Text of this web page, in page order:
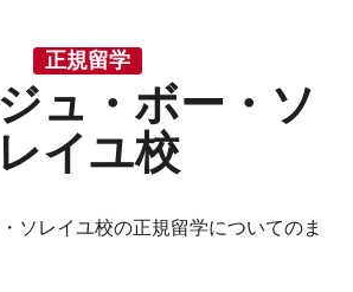
正規留学
ュ・ボー・ソ
レイユ校
ソレイユ校の正規留学についてのま